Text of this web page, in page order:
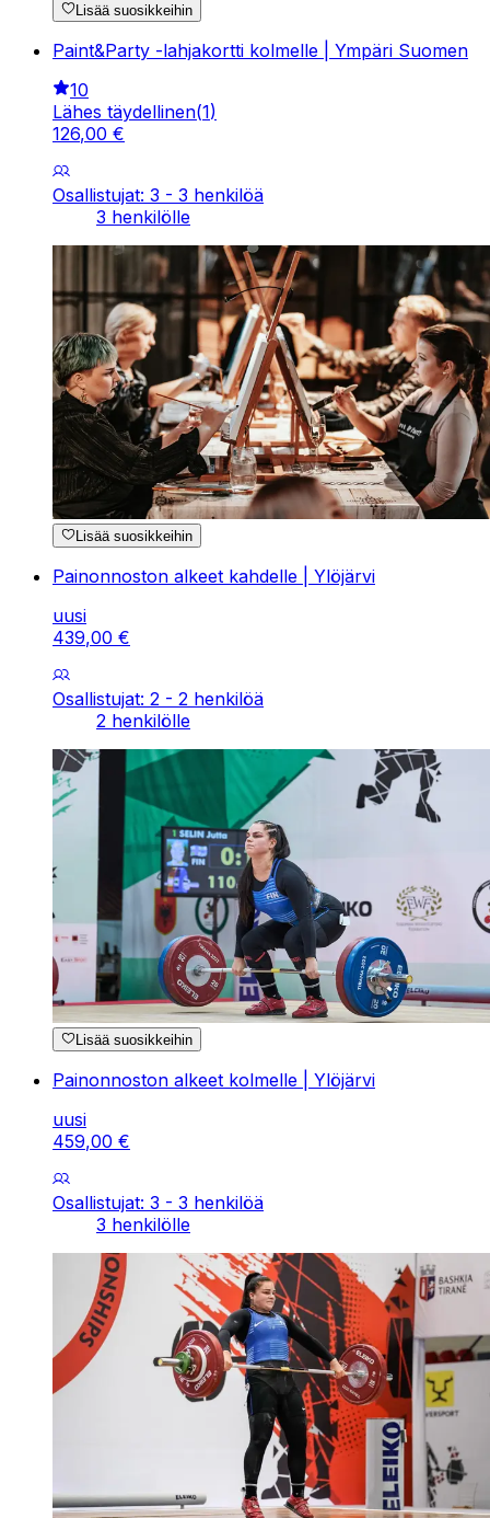
Lisää suosikkeihin
Paint&Party -lahjakortti kolmelle | Ympäri Suomen
10
Lähes täydellinen(1)
126,00 €
Osallistujat: 3 - 3 henkilöä
3 henkilölle
Lisää suosikkeihin
Painonnoston alkeet kahdelle | Ylöjärvi
uusi
439,00 €
Osallistujat: 2 - 2 henkilöä
2 henkilölle
Lisää suosikkeihin
Painonnoston alkeet kolmelle | Ylöjärvi
uusi
459,00 €
Osallistujat: 3 - 3 henkilöä
3 henkilölle